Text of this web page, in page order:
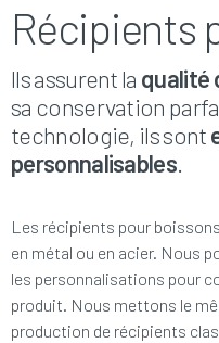
Récipients
Ils assurent la qualité
sa conservation
technologie, ils sont
personnalisables.
Les récipients pour
en métal ou en acier. Nous
les personnalisations pour
produit. Nous mettons le
production de récipients